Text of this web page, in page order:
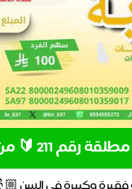
من أهل الزكاة